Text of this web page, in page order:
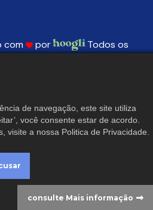
com por
Todos os
ou parcial é proibida nos termos da Lei.
de navegação, este site utiliza
você consente estar de acordo.
visite a nossa Politica de Privacidade
consulte Mais informação